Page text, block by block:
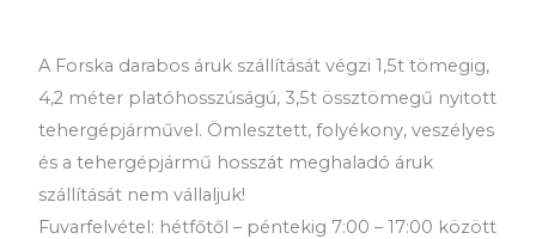
A Forska darabos áruk szállítását végzi 1,5t tömegig,
4,2 méter platóhosszúságú, 3,5t össztömegű nyitott
tehergépjárművel. Ömlesztett, folyékony, veszélyes
és a tehergépjármű hosszát meghaladó áruk
szállítását nem vállaljuk!
Fuvarfelvétel: hétfőtől – péntekig 7:00 – 17:00 között